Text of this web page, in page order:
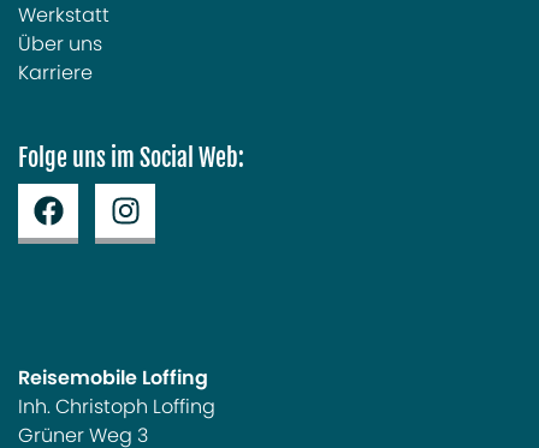
Werkstatt
Über uns
Karriere
Folge uns im Social Web:
Reisemobile Loffing
Inh. Christoph Loffing
Grüner Weg 3